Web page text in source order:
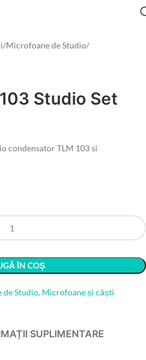
Microfoane de Studio
Studio Set
condensator TLM 103 si
ÎN COȘ
de Studio, Microfoane și căști
SUPLIMENTARE